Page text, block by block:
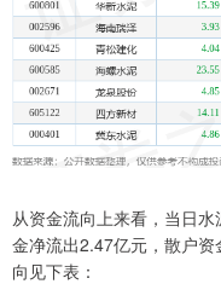
从资金流向上来看，当日
金净流出2.47亿元，散户
向见下表：